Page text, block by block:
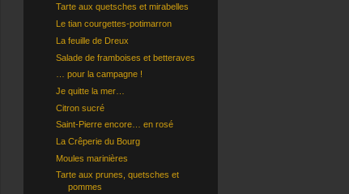
Tarte aux quetsches et mirabelles
Le tian courgettes-potimarron
La feuille de Dreux
Salade de framboises et betteraves
… pour la campagne !
Je quitte la mer…
Citron sucré
Saint-Pierre encore… en rosé
La Crêperie du Bourg
Moules marinières
Tarte aux prunes, quetsches et
pommes